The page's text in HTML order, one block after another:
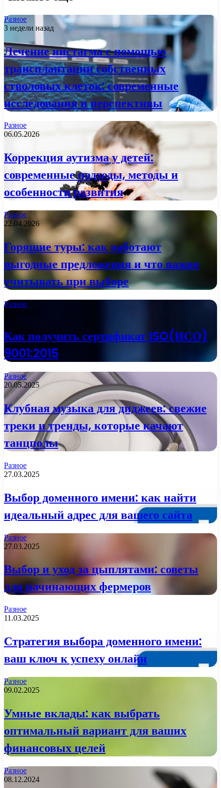
Разное
3 недели назад
Лечение нистагма с помощью
трансплантации собственных
стволовых клеток: современные
исследования и перспективы
Разное
06.05.2026
Коррекция аутизма у детей:
современные подходы, методы и
особенности развития
Разное
22.04.2026
Горящие туры: как работают
выгодные предложения и что важно
учитывать при выборе
Разное
Как получить сертификат ISO(ИСО)
9001:2015
Разное
20.05.2025
Клубная музыка для диджеев: свежие
треки и тренды, которые качают
танцполы
Разное
27.03.2025
Выбор доменного имени: как найти
идеальный адрес для вашего сайта
Разное
27.03.2025
Выбор и уход за цыплятами: советы
для начинающих фермеров
Разное
11.03.2025
Стратегия выбора доменного имени:
ваш ключ к успеху онлайн
Разное
09.02.2025
Умные вклады: как выбрать
оптимальный вариант для ваших
финансовых целей
Разное
08.12.2024